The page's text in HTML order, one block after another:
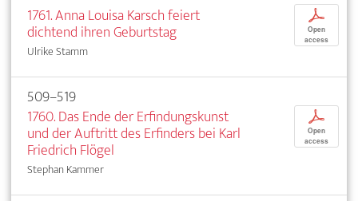
1761. Anna Louisa Karsch feiert
dichtend ihren Geburtstag
Ulrike Stamm
p
Open
access
509–519
1760. Das Ende der Erfindungskunst
und der Auftritt des Erfinders bei Karl
Friedrich Flögel
Stephan Kammer
p
Open
access